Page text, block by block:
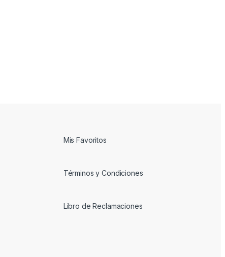
Mis Favoritos
Términos y Condiciones
Libro de Reclamaciones